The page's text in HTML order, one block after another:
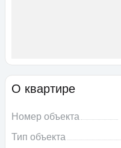
О квартире
Номер объекта
Тип объекта